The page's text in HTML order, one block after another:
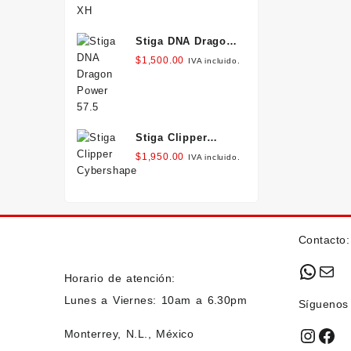
Stiga DNA Dragon
Power 57.5
$1,500.00 IVA incluido.
Stiga Clipper
Cybershape
$1,950.00 IVA incluido.
Horario de atención:
Lunes a Viernes: 10am a 6.30pm
Monterrey, N.L., México
Contacto:
Mail
Síguenos